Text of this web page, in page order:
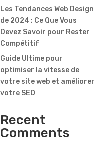
Les Tendances Web Design
de 2024 : Ce Que Vous
Devez Savoir pour Rester
Compétitif
Guide Ultime pour
optimiser la vitesse de
votre site web et améliorer
votre SEO
Recent
Comments